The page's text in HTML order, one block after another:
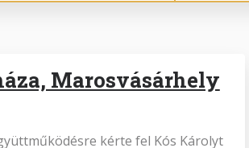
Marosvásárhely
kérte fel Kós Károlyt